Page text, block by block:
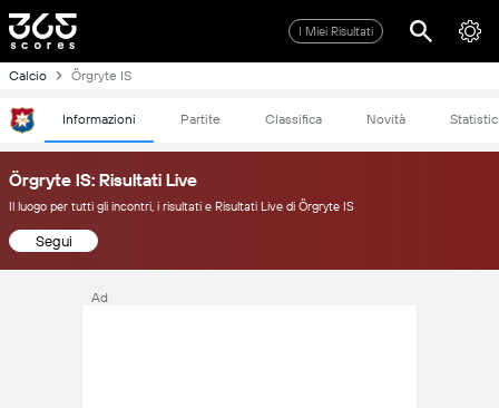
I Miei Risultati
Calcio Örgryte IS
Informazioni Partite Classifica Novità
Örgryte IS: Risultati Live
Il luogo per tutti gli incontri, i risultati e Risultati Live di Örgryte IS
Segui
Ad